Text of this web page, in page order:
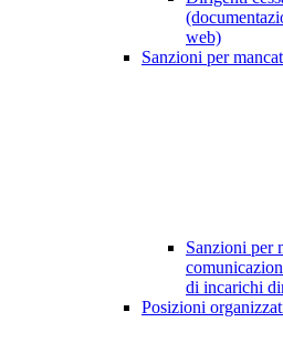
web)
Sanzioni per
Sanzioni per
di incarichi
Posizioni